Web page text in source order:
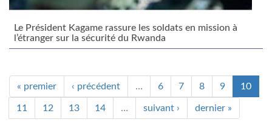
Le Président Kagame rassure les soldats en mission à
l’étranger sur la sécurité du Rwanda
« premier ‹ précédent … 6 7 8 9 10
11 12 13 14 … suivant › dernier »